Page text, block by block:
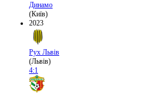
Динамо
(Київ)
2023
Рух Львів
(Львів)
4:1